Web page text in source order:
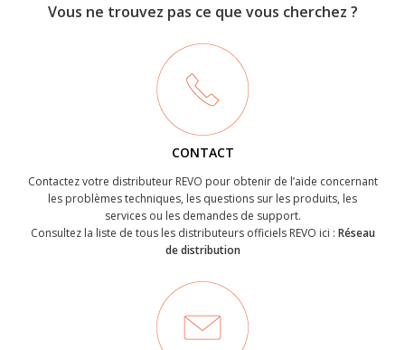
Vous ne trouvez pas ce que vous cherchez ?
CONTACT
Contactez votre distributeur REVO pour obtenir de l’aide concernant
les problèmes techniques, les questions sur les produits, les
services ou les demandes de support.
Consultez la liste de tous les distributeurs officiels REVO ici : Réseau
de distribution